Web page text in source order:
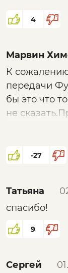
4
Марвин
К
передачи
бы это что
не
назад уже
боится
-27
Татьяна
спасибо!
9
Сергей